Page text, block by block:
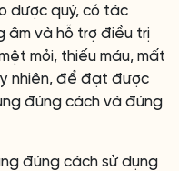
dược quý, có tác
âm và hỗ trợ điều trị
mỏi, thiếu máu, mất
nhiên, để đạt được
đúng cách và đúng
đúng cách sử dụng